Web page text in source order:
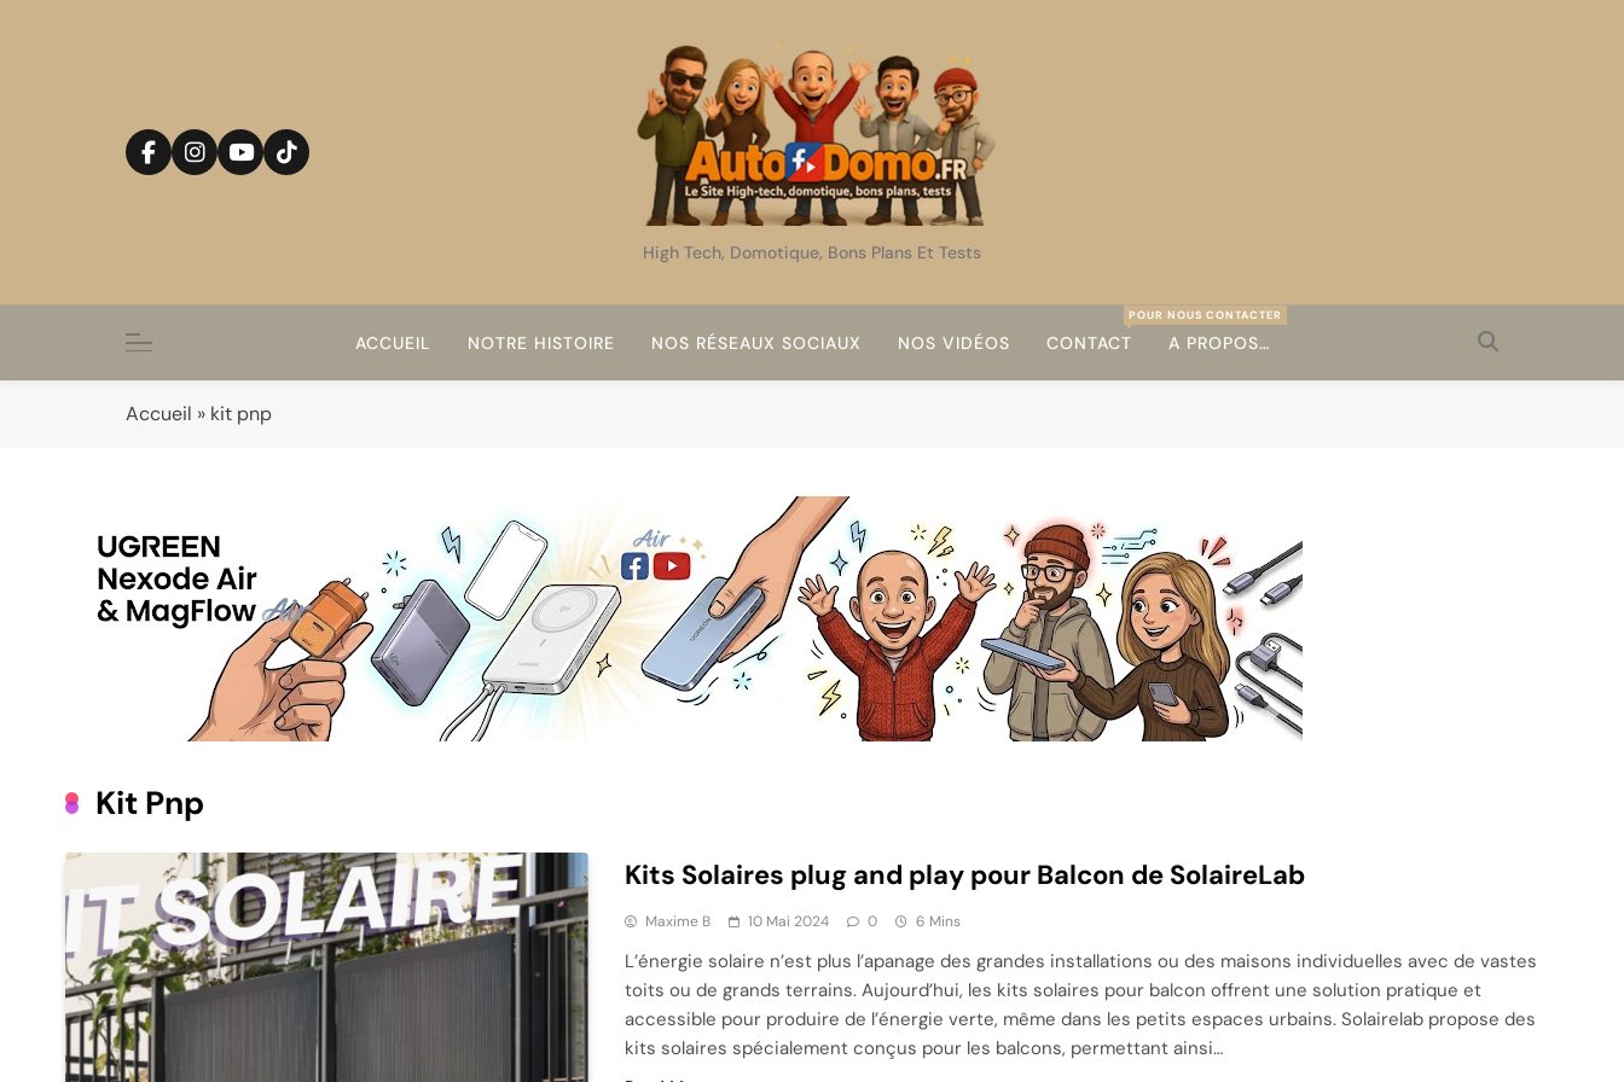
AutoDomo
High Tech, Domotique, Bons Plans Et Tests
ACCUEIL NOTRE HISTOIRE NOS RÉSEAUX SOCIAUX NOS VIDÉOS CONTACT
POUR NOUS CONTACTER
A PROPOS…
Accueil » kit pnp
Kit Pnp
Kits Solaires plug and play pour Balcon de SolaireLab
Maxime B 10 Mai 2024 0 6 Mins
L’énergie solaire n’est plus l’apanage des grandes installations ou des maisons individuelles avec de vastes
toits ou de grands terrains. Aujourd’hui, les kits solaires pour balcon offrent une solution pratique et
accessible pour produire de l’énergie verte, même dans les petits espaces urbains. Solairelab propose des
kits solaires spécialement conçus pour les balcons, permettant ainsi…